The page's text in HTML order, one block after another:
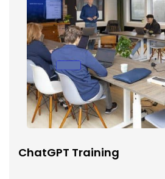
ChatGPT Training